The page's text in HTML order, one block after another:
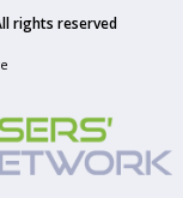
rights reserved